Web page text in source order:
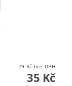
29 Kč bez DPH
35 Kč